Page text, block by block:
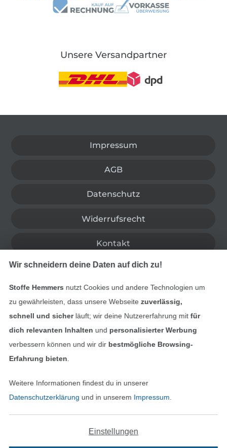
Unsere Versandpartner
Impressum
AGB
Datenschutz
Widerrufsrecht
Kontakt
Finde mehr Inspiration
Wir schneidern deine Daten auf dich zu!
Stoffe Hemmers nutzt Cookies und andere Technologien um
zu gewährleisten, dass unsere Webseite zuverlässig,
schnell und sicherläuft; wir deine Nutzererfahrung mitfür
dich relevanten Inhalten und personalisierter Werbung
verbessern können und wir dir bestmögliche Browsing-
Erfahrung bieten
Weitere Informationen findest du in unserer
Datenschutzerklärung und in unserem Impressum
Einstellungen